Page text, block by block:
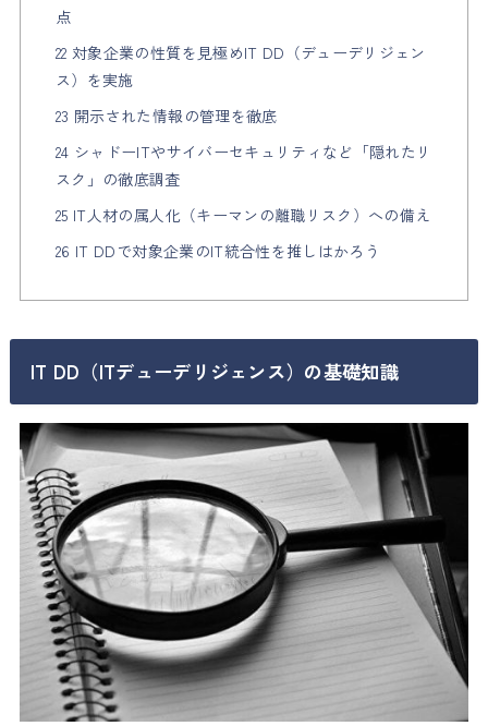
点
22 対象企業の性質を見極めIT DD（デューデリジェン
ス）を実施
23 開示された情報の管理を徹底
24 シャドーITやサイバーセキュリティなど「隠れたリ
スク」の徹底調査
25 IT人材の属人化（キーマンの離職リスク）への備え
26 IT DDで対象企業のIT統合性を推しはかろう
IT DD（ITデューデリジェンス）の基礎知識